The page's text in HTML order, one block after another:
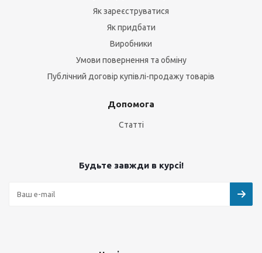
Як зареєструватися
Як придбати
Виробники
Умови повернення та обміну
Публічний договір купівлі-продажу товарів
Допомога
Статті
Будьте завжди в курсі!